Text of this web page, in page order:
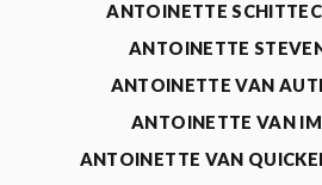
ANTOINETTE
ANTOINETTE
ANTOINETTE VAN
ANTOINETTE VAN
ANTOINETTE VAN